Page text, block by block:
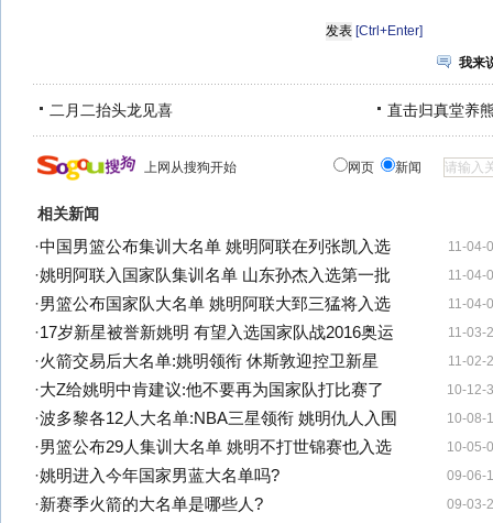
[Ctrl+Enter]
我来
二月二抬头龙见喜 直击归真堂养
上网从搜狗开始 网页 新闻
相关新闻
11-04-
·中国男篮公布集训大名单 姚明阿联在列张凯入选
11-04-
·姚明阿联入国家队集训名单 山东孙杰入选第一批
11-04-
·男篮公布国家队大名单 姚明阿联大郅三猛将入选
11-03-
·17岁新星被誉新姚明 有望入选国家队战2016奥运
11-02-
·火箭交易后大名单:姚明领衔 休斯敦迎控卫新星
10-12-
·大Z给姚明中肯建议:他不要再为国家队打比赛了
10-08-
·波多黎各12人大名单:NBA三星领衔 姚明仇人入围
10-05-
·男篮公布29人集训大名单 姚明不打世锦赛也入选
09-06-
·姚明进入今年国家男蓝大名单吗?
09-03-
·新赛季火箭的大名单是哪些人?